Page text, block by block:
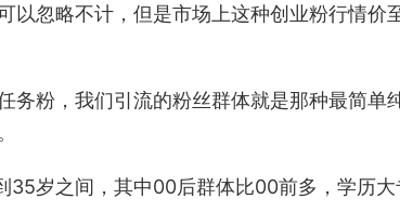
以忽略不计，但是市场上这种创业粉行情价
务粉，我们引流的粉丝群体就是那种最简单
岁之间，其中00后群体比00前多，学历大